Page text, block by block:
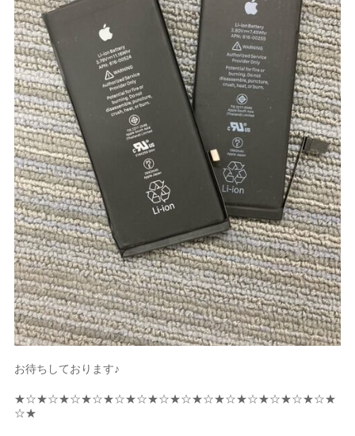
お待ちしております♪
★☆★☆★☆★☆★☆★☆★☆★☆★☆★☆★☆★☆★☆★☆★
☆★